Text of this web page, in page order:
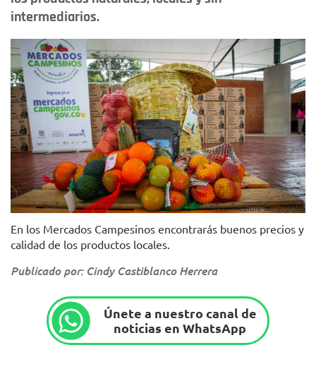
intermediarios.
Foto: Alcaldía de Bogotá.
En los Mercados Campesinos encontrarás buenos precios y
calidad de los productos locales.
Publicado por: Cindy Castiblanco Herrera
Únete a nuestro canal de
noticias en WhatsApp